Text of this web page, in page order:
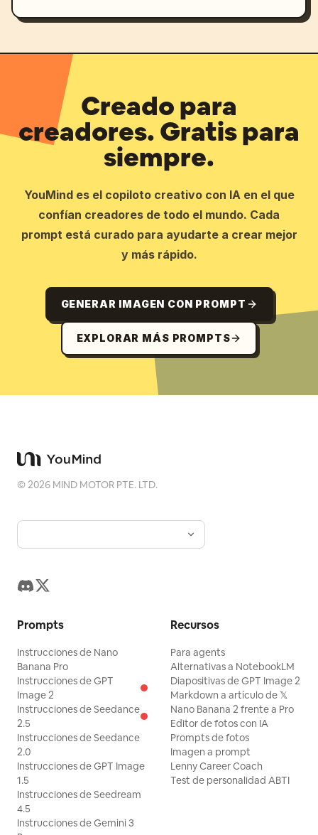
Creado para
creadores. Gratis para
siempre.
YouMind es el copiloto creativo con IA en el que
confían creadores de todo el mundo. Cada
prompt está curado para ayudarte a crear mejor
y más rápido.
GENERAR IMAGEN CON PROMPT
EXPLORAR MÁS PROMPTS
©2026 MIND MOTOR PTE. LTD.
Prompts
Instrucciones de Nano
Banana Pro
Instrucciones de GPT
Image 2
Instrucciones de Seedance
2.5
Instrucciones de Seedance
2.0
Instrucciones de GPT Image
1.5
Instrucciones de Seedream
4.5
Instrucciones de Gemini 3
Recursos
Para agents
Alternativas a NotebookLM
Diapositivas de GPT Image 2
Markdown a artículo de 𝕏
Nano Banana 2 frente a Pro
Editor de fotos con IA
Prompts de fotos
Imagen a prompt
Lenny Career Coach
Test de personalidad ABTI